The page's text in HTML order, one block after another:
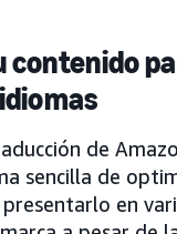
contenido
de
sencilla de
en